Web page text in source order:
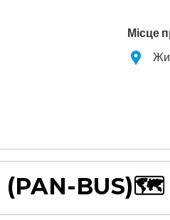
Місце
(PAN-BUS)🗺